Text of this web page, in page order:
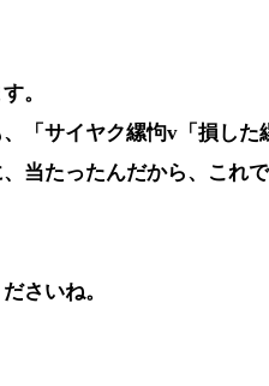
。
「サイヤク縲怐v「損した
当たったんだから、これ
さいね。